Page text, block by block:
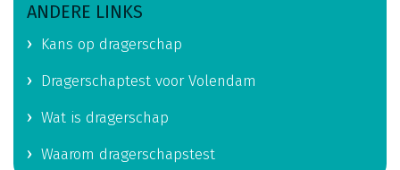
ANDERE LINKS
Kans op dragerschap
Dragerschaptest voor Volendam
Wat is dragerschap
Waarom dragerschapstest